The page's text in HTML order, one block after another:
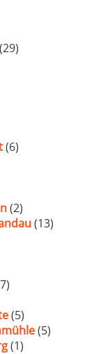
(6)
(2)
(13)
(5)
(5)
(1)